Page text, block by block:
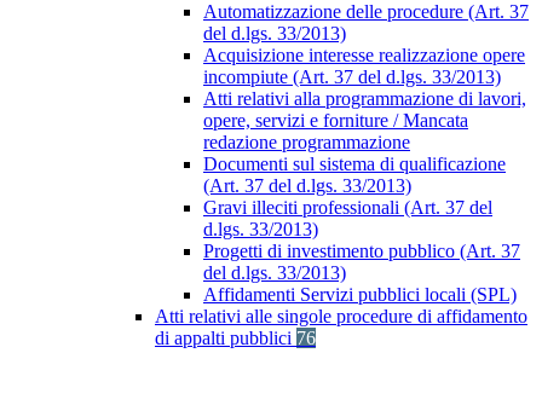
Automatizzazione delle procedure (Art. 37
del d.lgs. 33/2013)
Acquisizione interesse realizzazione opere
incompiute (Art. 37 del d.lgs. 33/2013)
Atti relativi alla programmazione di lavori,
opere, servizi e forniture / Mancata
redazione programmazione
Documenti sul sistema di qualificazione
(Art. 37 del d.lgs. 33/2013)
Gravi illeciti professionali (Art. 37 del
d.lgs. 33/2013)
Progetti di investimento pubblico (Art. 37
del d.lgs. 33/2013)
Affidamenti Servizi pubblici locali (SPL)
Atti relativi alle singole procedure di affidamento
di appalti pubblici 76